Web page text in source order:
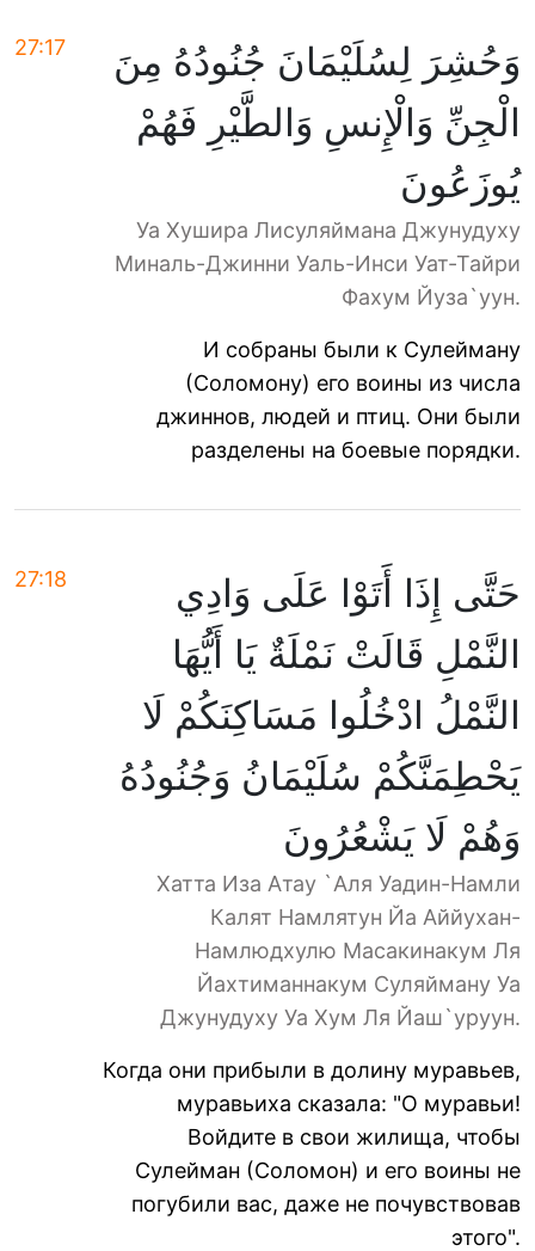
27:17
وَحُشِرَ لِسُلَيْمَانَ جُنُودُهُ مِنَ
الْجِنِّ وَالْإِنسِ وَالطَّيْرِ فَهُمْ
يُوزَعُونَ
Уа Хушира Лисуляймана Джунудуху
Миналь-Джинни Уаль-Инси Уат-Тайри
Фахум Йуза`уун.
И собраны были к Сулейману
(Соломону) его воины из числа
джиннов, людей и птиц. Они были
разделены на боевые порядки.
27:18
حَتَّى إِذَا أَتَوْا عَلَى وَادِي
النَّمْلِ قَالَتْ نَمْلَةٌ يَا أَيُّهَا
النَّمْلُ ادْخُلُوا مَسَاكِنَكُمْ لَا
يَحْطِمَنَّكُمْ سُلَيْمَانُ وَجُنُودُهُ
وَهُمْ لَا يَشْعُرُونَ
Хатта Иза Атау `Аля Уадин-Намли
Калят Намлятун Йа Аййухан-
Намлюдхулю Масакинакум Ля
Йахтиманнакум Суляйману Уа
Джунудуху Уа Хум Ля Йаш`уруун.
Когда они прибыли в долину муравьев,
муравьиха сказала: "О муравьи!
Войдите в свои жилища, чтобы
Сулейман (Соломон) и его воины не
погубили вас, даже не почувствовав
этого".